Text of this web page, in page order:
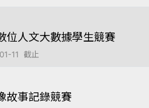
位人文大數據學生競賽
11 截止
故事記錄競賽